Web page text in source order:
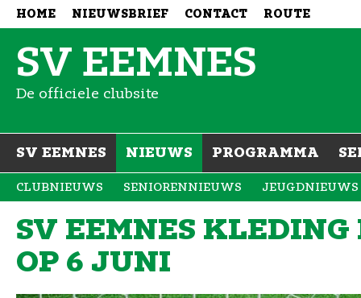
HOME NIEUWSBRIEF CONTACT ROUTE
SV EEMNES
De officiele clubsite
SV EEMNES NIEUWS
CLUBNIEUWS SENIORENNIEUWS JEUGDNIEUWS
PROGRAMMA
SV EEMNES KLEDING
OP 6 JUNI